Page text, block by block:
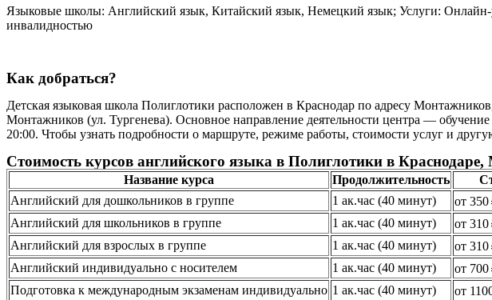
Языковые школы: Английский язык, Китайский язык, Немецкий язык; Услуги:
инвалидностью
Как добраться?
Детская языковая школа Полиглотики расположен в Краснодар по адресу
Монтажников (ул. Тургенева). Основное направление деятельности центра —
20:00. Чтобы узнать подробности о маршруте, режиме работы, стоимости услуг и
Стоимость курсов английского языка в Полиглотики в
Название курса Продолжительность
Английский для дошкольников в группе
1 ак.час (40 минут)
от 350
Английский для школьников в группе
1 ак.час (40 минут)
от 310
Английский для взрослых в группе
1 ак.час (40 минут)
от 310
Английский индивидуально с носителем
1 ак.час (40 минут)
от 700
Подготовка к международным экзаменам индивидуально 1 ак.час (40 минут) от